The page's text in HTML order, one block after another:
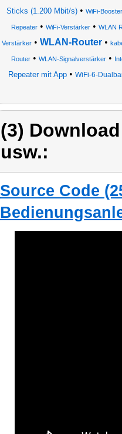
Sticks (1.200 Mbit/s) • WiFi-Booster
Repeater• WiFi-Verstärker• WLAN
Verstärker • WLAN-Router •
Router • WLAN-Signalverstärker •
Repeater mit App • WiFi-6-
(3)
usw.:
Source Code